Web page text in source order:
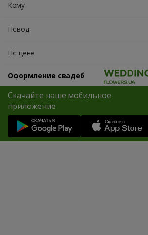
Кому
Повод
По цене
Оформление свадеб
Скачайте наше мобильное
приложение